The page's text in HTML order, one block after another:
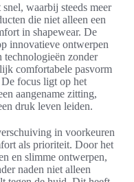
waarbij steeds meer
die niet alleen een
in shapewear. De
innovatieve ontwerpen
technologieën zonder
comfortabele pasvorm
focus ligt op het
aangename zitting,
druk leven leiden.
in voorkeuren
als prioriteit. Door het
en slimme ontwerpen,
naden niet alleen